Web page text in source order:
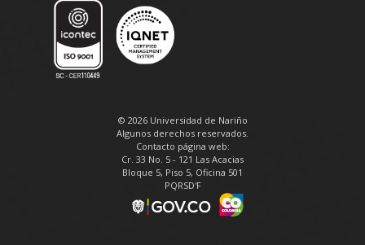
© 2026 Universidad de Nariño
Algunos derechos reservados.
Contacto página web:
Cr. 33 No. 5 - 121 Las Acacias
Bloque 5, Piso 5, Oficina 501
PQRSD'F